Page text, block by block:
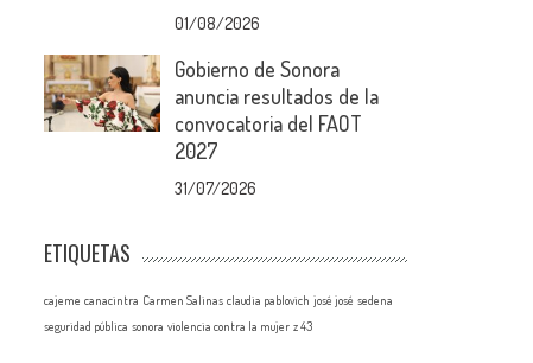
01/08/2026
Gobierno de Sonora
anuncia resultados de la
convocatoria del FAOT
2027
31/07/2026
ETIQUETAS
cajeme canacintra Carmen Salinas claudia pablovich josé josé sedena
seguridad pública sonora violencia contra la mujer z 43